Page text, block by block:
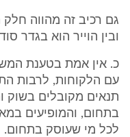
גם רכיב זה מהווה
ובין הוייר הוא בגדר
כ. אין אמת בטענת
עם הלקוחות, לרבות
תנאים מקובלים בשוק
בתחום, והמופיעים
לכל מי שעוסק בתחום.